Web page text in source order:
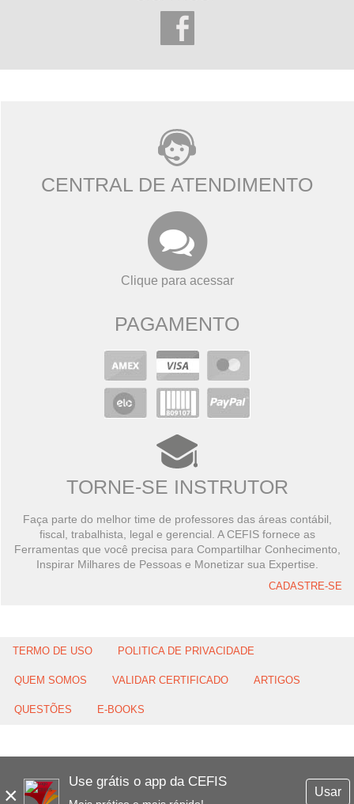
×
Use grátis o app da CEFIS
Usar
CENTRAL DE ATENDIMENTO
Clique para acessar
PAGAMENTO
TORNE-SE INSTRUTOR
Faça parte do melhor time de professores das áreas contábil,
fiscal, trabalhista, legal e gerencial. A CEFIS fornece as
Ferramentas que você precisa para Compartilhar Conhecimento,
Inspirar Milhares de Pessoas e Monetizar sua Expertise.
CADASTRE-SE
TERMO DE USO POLITICA DE PRIVACIDADE
QUEM SOMOS VALIDAR CERTIFICADO ARTIGOS
QUESTÕES E-BOOKS